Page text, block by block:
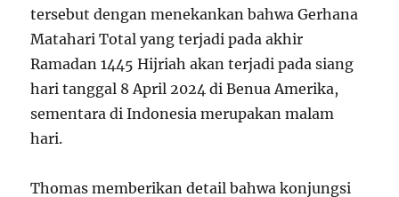
tersebut dengan menekankan bahwa Gerhana
Matahari Total yang terjadi pada akhir
Ramadan 1445 Hijriah akan terjadi pada siang
hari tanggal 8 April 2024 di Benua Amerika,
sementara di Indonesia merupakan malam
hari.
Thomas memberikan detail bahwa konjungsi